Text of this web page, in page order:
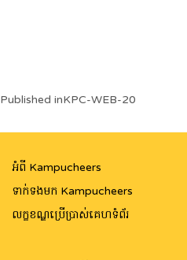
Post
navigation
Published inKPC-WEB-20
អំពី Kampucheers
ទាក់ទងមក Kampucheers
លក្ខខណ្ឌប្រើប្រាស់គេហទំព័រ